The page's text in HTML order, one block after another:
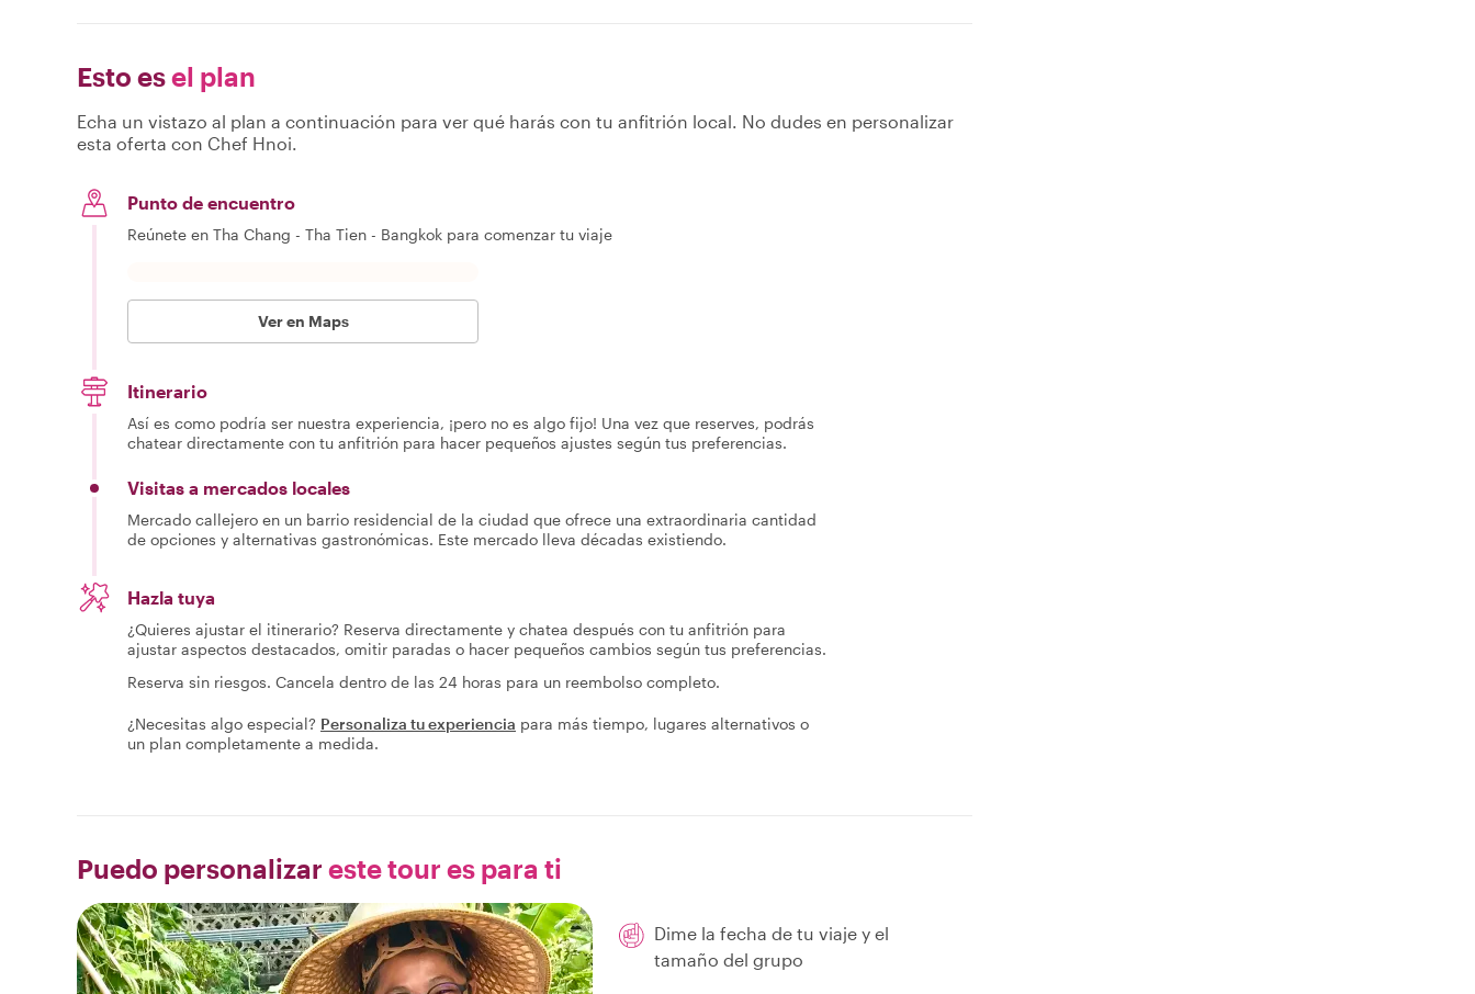
Esto esel plan
Echa un vistazo al plan a continuación para ver qué harás con tu anfitrión local. No dudes en personalizar
esta oferta con Chef Hnoi.
Punto de encuentro
Reúnete en Tha Chang - Tha Tien - Bangkok para comenzar tu viaje
Ver en Maps
Itinerario
Así es como podría ser nuestra experiencia, ¡pero no es algo fijo! Una vez que reserves, podrás
chatear directamente con tu anfitrión para hacer pequeños ajustes según tus preferencias.
Visitas a mercados locales
Mercado callejero en un barrio residencial de la ciudad que ofrece una extraordinaria cantidad
de opciones y alternativas gastronómicas. Este mercado lleva décadas existiendo.
Hazla tuya
¿Quieres ajustar el itinerario? Reserva directamente y chatea después con tu anfitrión para
ajustar aspectos destacados, omitir paradas o hacer pequeños cambios según tus preferencias.
Reserva sin riesgos. Cancela dentro de las 24 horas para un reembolso completo.
¿Necesitas algo especial? Personaliza tu experiencia para más tiempo, lugares alternativos o
un plan completamente a medida.
Puedo personalizar este tour es para ti
Dime la fecha de tu viaje y el
tamaño del grupo